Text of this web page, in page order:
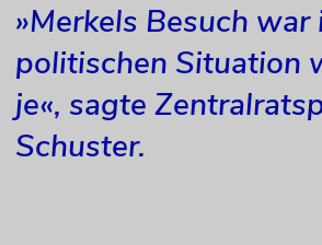
»Merkels Besuch
politischen Situation
je«, sagte
Schuster.